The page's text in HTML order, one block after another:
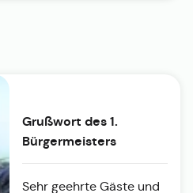
Grußwort des 1.
Bürgermeisters
Sehr geehrte Gäste und